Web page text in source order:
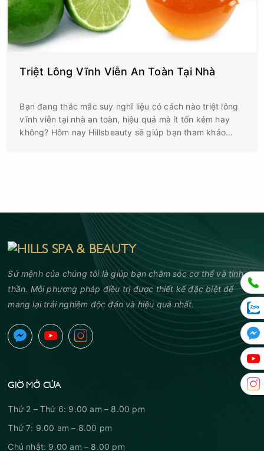
Triệt Lông Vĩnh Viễn An Toàn Tại Nhà
Bạn đang thắc mắc suy nghĩ liệu có cách nào triệt lông
vĩnh viễn tại nhà an toàn, hiệu quả mà ít tốn kém hay
không? Hôm nay Hillsbeauty sẽ giúp bạn tham khảo
Sứ mệnh của chúng tôi là giúp bạn chăm sóc cơ thể và tinh
thần. Mỗi phương pháp điều trị được thiết kế đặc biệt để
mang lại trải nghiệm độc đáo và hiệu quả nhất.
GIỜ MỞ CỬA
Thứ 2 – Thứ 6: 9.00 am – 8.00 pm
Thứ 7: 9.00 am – 8.00 pm
Chủ nhật: 9.00 am – 8.00 pm